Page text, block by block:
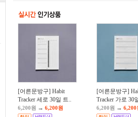
[어른문방구] Habit
Tracker 세로 30일 트..
6,200원 → 6,200원
[어른문방구]
Tracker 가로 30
6,200원 → 6,200